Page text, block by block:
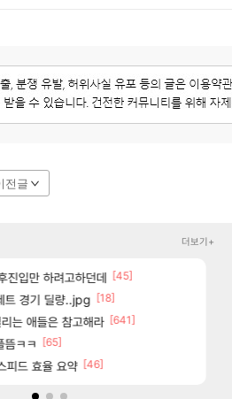
전글
더보기+
진입만 하려고하던데
[45]
트 경기 딜량..jpg [18]
는 애들은 참고해라 [641]
뜸ㅋㅋ
[65]
피드 효율 요약 [46]
여행을 다녀왔습니다. [1]
컨셉 포스터 공개
‘몬헌 와일즈’, 30~40fps 목표 추정
보내서 기습하는 법
1.06 패치노트 (8/5)